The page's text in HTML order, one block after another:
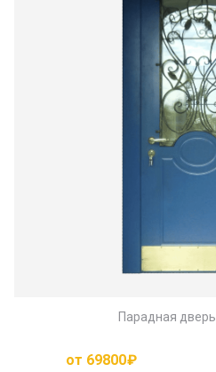
Парадная дверь
от 69800₽